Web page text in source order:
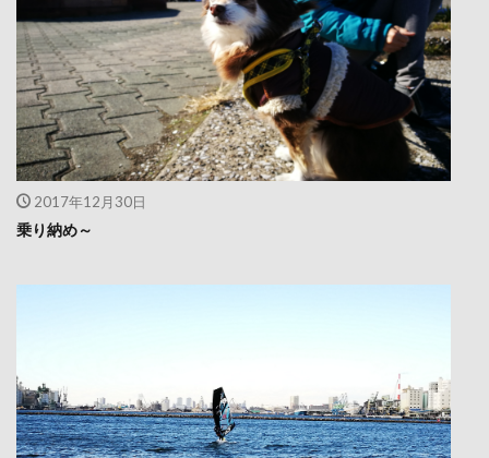
2017年12月30日
乗り納め～